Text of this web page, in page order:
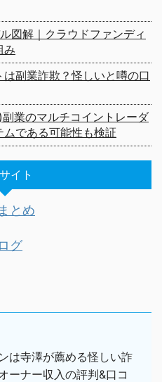
図解｜クラウドファンディ
み
副業詐欺？怪しいと噂の口
業のマルチコイントレーダ
である可能性も検証
イト
とめ
グ
は寺澤が薦める怪しい詐
ーナー収入の評判&口コ